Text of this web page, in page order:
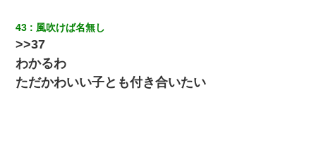
43 風吹けば名無し
>>37
わかるわ
ただかわいい子とも付き合いたい